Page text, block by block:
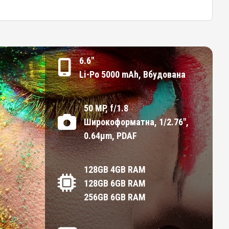
6.6"
Li-Po 5000 mAh, Вбудована
50 MP, f/1.8
Широкоформатна, 1/2.76",
0.64µm, PDAF
128GB 4GB RAM
128GB 6GB RAM
256GB 6GB RAM